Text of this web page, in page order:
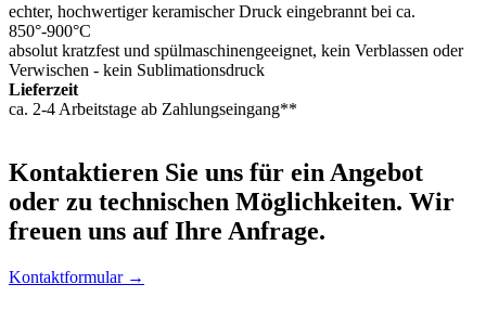
echter, hochwertiger keramischer Druck eingebrannt bei ca.
850°-900°C
absolut kratzfest und spülmaschinengeeignet, kein Verblassen oder
Verwischen - kein Sublimationsdruck
Lieferzeit
ca. 2-4 Arbeitstage ab Zahlungseingang**
Kontaktieren Sie uns für ein Angebot
oder zu technischen Möglichkeiten. Wir
freuen uns auf Ihre Anfrage.
Kontaktformular →